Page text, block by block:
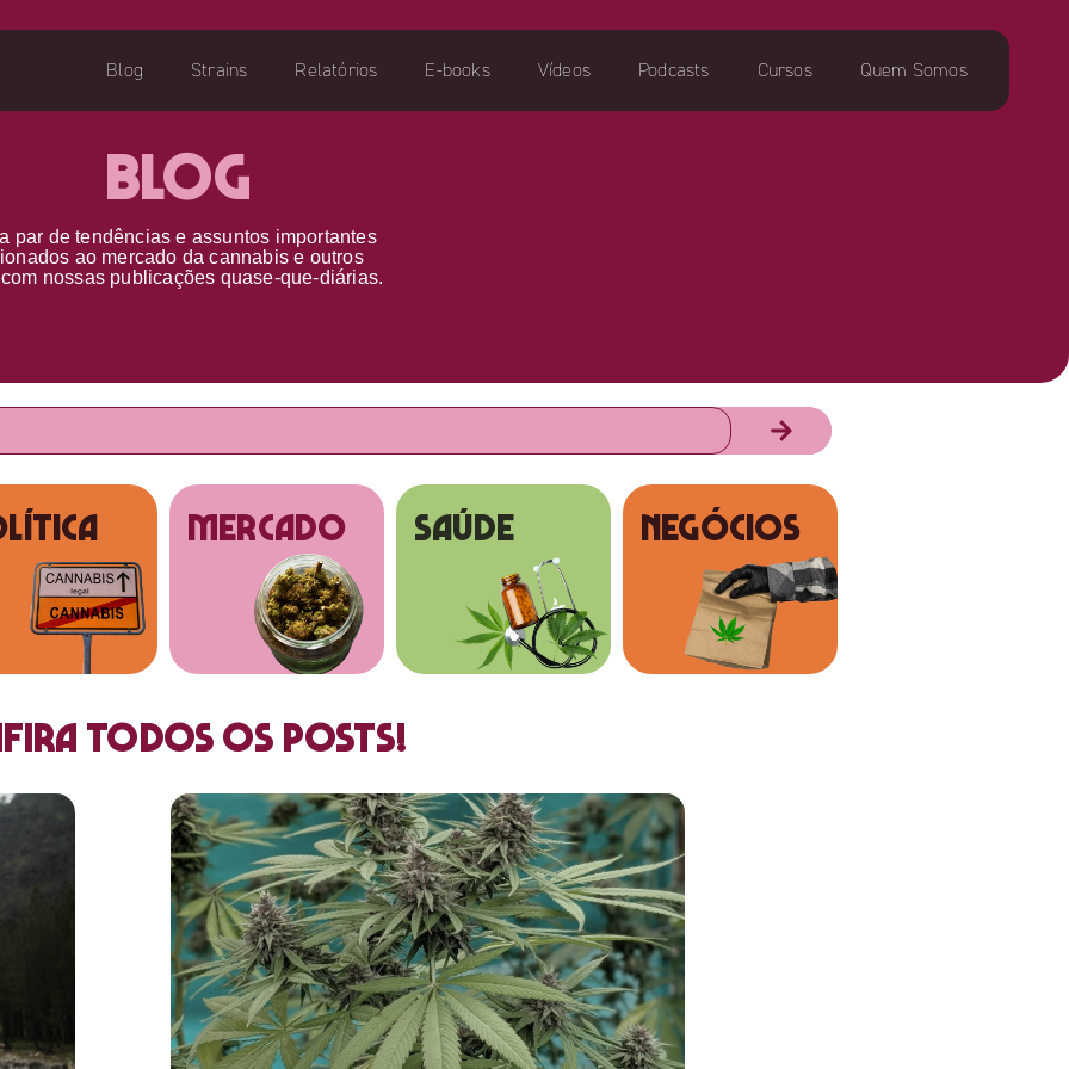
Blog Strains Relatórios E-books Vídeos Podcasts Cursos Quem Somos
Blog
par detendências e assuntos importantes
ao mercado da cannabis e outros
com nossas publicações quase-que-diárias.
MERCADO SAÚDE NEGÓCIOS
todos os posts!